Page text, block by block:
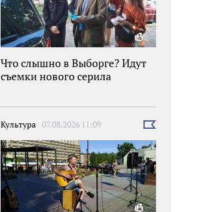
Что слышно в Выборге? Идут
съемки нового серила
Культура 07.08.2026 11:09
Выбрать